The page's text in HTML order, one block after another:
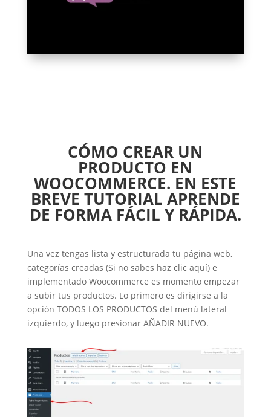
CÓMO CREAR UN
PRODUCTO EN
WOOCOMMERCE. EN ESTE
BREVE TUTORIAL APRENDE
DE FORMA FÁCIL Y RÁPIDA.
Una vez tengas lista y estructurada tu página web,
categorías creadas (Si no sabes haz clic aquí) e
implementado Woocommerce es momento empezar
a subir tus productos. Lo primero es dirigirse a la
opción TODOS LOS PRODUCTOS del menú lateral
izquierdo, y luego presionar AÑADIR NUEVO.